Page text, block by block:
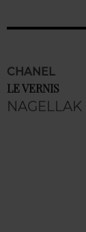
CHANEL
LE VERNIS
NAGELLAK